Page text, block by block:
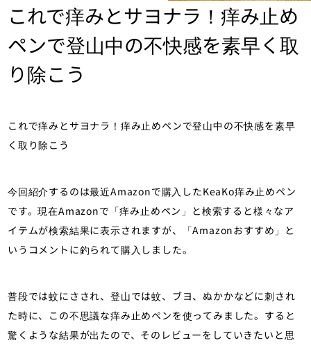
これで痒みとサヨナラ！痒み止め
ペンで登山中の不快感を素早く取
り除こう
これで痒みとサヨナラ！痒み止めペンで登山中の不快感を素早
く取り除こう
今回紹介するのは最近Amazonで購入したKeaKo痒み止めペン
です。現在Amazonで「痒み止めペン」と検索すると様々なア
イテムが検索結果に表示されますが、「Amazonおすすめ」と
いうコメントに釣られて購入しました。
普段では蚊にさされ、登山では蚊、ブヨ、ぬかかなどに刺され
た時に、この不思議な痒み止めペンを使ってみました。すると
驚くような結果が出たので、そのレビューをしていきたいと思